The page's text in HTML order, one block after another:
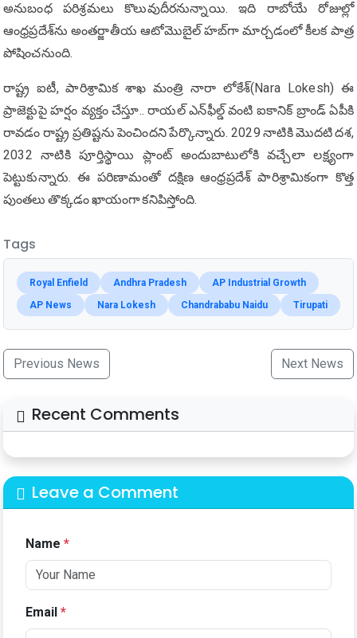
అనుబంధ పరిశ్రమలు కొలువుదీరనున్నాయి. ఇది రాబోయే రోజుల్లో
ఆంధ్రప్రదేశ్‌ను అంతర్జాతీయ ఆటోమొబైల్ హబ్‌గా మార్చడంలో కీలక పాత్ర
పోషించనుంది.
రాష్ట్ర ఐటీ, పారిశ్రామిక శాఖ మంత్రి నారా లోకేశ్(Nara Lokesh) ఈ
ప్రాజెక్టుపై హర్షం వ్యక్తం చేస్తూ.. రాయల్ ఎన్‌ఫీల్డ్ వంటి ఐకానిక్ బ్రాండ్ ఏపీకి
రావడం రాష్ట్ర ప్రతిష్టను పెంచిందని పేర్కొన్నారు. 2029 నాటికి మొదటి దశ,
2032 నాటికి పూర్తిస్థాయి ప్లాంట్ అందుబాటులోకి వచ్చేలా లక్ష్యంగా
పెట్టుకున్నారు. ఈ పరిణామంతో దక్షిణ ఆంధ్రప్రదేశ్ పారిశ్రామికంగా కొత్త
పుంతలు తొక్కడం ఖాయంగా కనిపిస్తోంది.
Tags
Royal Enfield Andhra Pradesh
AP Industrial Growth
AP News
Nara Lokesh Chandrababu Naidu Tirupati
Previous News Next News
Recent Comments
Leave a Comment
Name *
Email *